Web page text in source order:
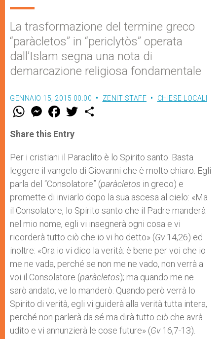
La trasformazione del termine greco
“paràcletos” in “periclytòs” operata
dall’Islam segna una nota di
demarcazione religiosa fondamentale
GENNAIO 15, 2015 00:00 ZENIT STAFF CHIESE LOCALI
W
t
s
p
p
M
e
s
e
g
e
F
a
e
b
o
k
w
r
Share this Entry
Per i cristiani il Paraclito è lo Spirito santo. Basta
leggere il vangelo di Giovanni che è molto chiaro. Egli
parla del “Consolatore” (paràcletos in greco) e
promette di inviarlo dopo la sua ascesa al cielo: «Ma
il Consolatore, lo Spirito santo che il Padre manderà
nel mio nome, egli vi insegnerà ogni cosa e vi
ricorderà tutto ciò che io vi ho detto» (Gv14,26) ed
inoltre: «Ora io vi dico la verità: è bene per voi che io
me ne vada, perché se non me ne vado, non verrà a
voi il Consolatore (paràcletos); ma quando me ne
sarò andato, ve lo manderò. Quando però verrà lo
Spirito di verità, egli vi guiderà alla verità tutta intera,
perché non parlerà da sé ma dirà tutto ciò che avrà
udito e vi annunzierà le cose future» (Gv16,7-13).